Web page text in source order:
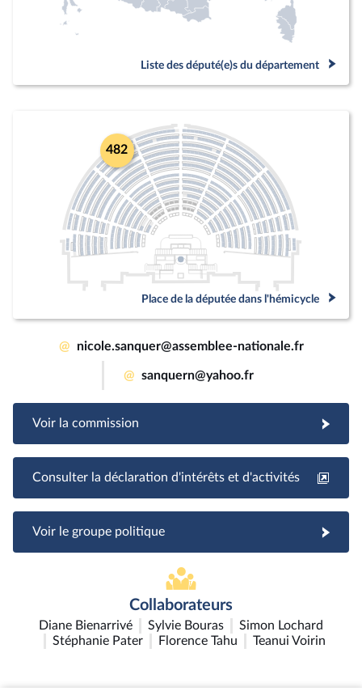
Liste des député(e)s du département
482
Place de la députée dans l'hémicycle
@ nicole.sanquer@assemblee-nationale.fr
@ sanquern@yahoo.fr
Voir la commission
Consulter la déclaration d'intérêts et d'activités
Voir le groupe politique
Collaborateurs
Diane Bienarrivé Sylvie Bouras
Simon Lochard
Stéphanie Pater
Florence Tahu Teanui Voirin